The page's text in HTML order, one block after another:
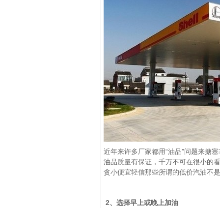
近年来许多厂家都用“油品”问题来搪
油品质量有保证，千万不可在很小的
贪小便宜轻信那些所谓的低价汽油不
2、选择早上或晚上加油